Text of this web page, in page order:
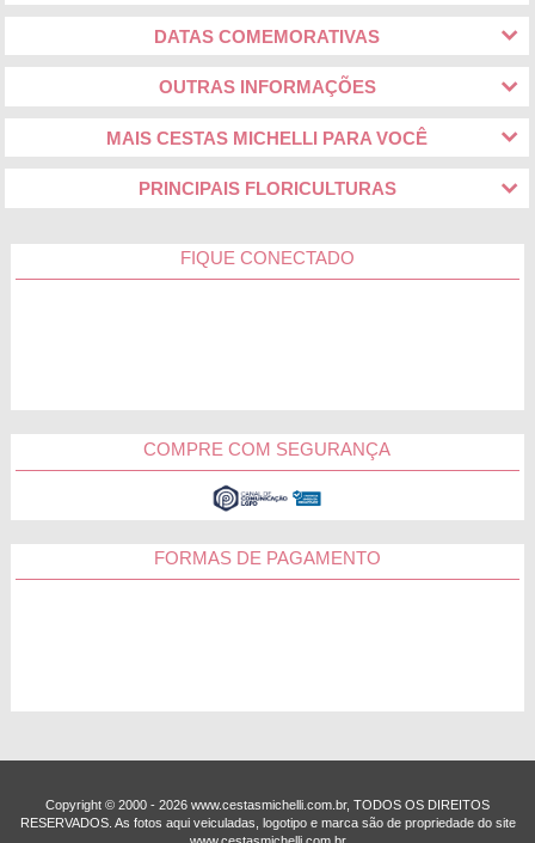
DATAS COMEMORATIVAS
OUTRAS INFORMAÇÕES
MAIS CESTAS MICHELLI PARA VOCÊ
PRINCIPAIS FLORICULTURAS
FIQUE CONECTADO
COMPRE COM SEGURANÇA
FORMAS DE PAGAMENTO
Copyright © 2000 - ­2026 www.cestasmichelli.com.br, TODOS OS DIREITOS
RESERVADOS. As fotos aqui veiculadas, logotipo e marca são de propriedade do site